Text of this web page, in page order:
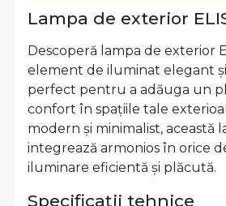
Lampa de exterior
Descoperă lampa de exterior
element de iluminat elegant
perfect pentru a adăuga un
confort în spațiile tale
modern și minimalist, această
integrează armonios în orice
iluminare eficientă și plăcută.
Specificații tehnice